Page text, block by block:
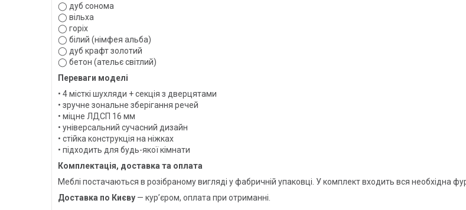
◯ дуб сонома
◯ вільха
◯ горіх
◯ білий (німфея альба)
◯ дуб крафт золотий
◯ бетон (ательє світлий)
Переваги моделі
• 4 місткі шухляди + секція з дверцятами
• зручне зональне зберігання речей
• міцне ЛДСП 16 мм
• універсальний сучасний дизайн
• стійка конструкція на ніжках
• підходить для будь-якої кімнати
Комплектація, доставка та оплата
Меблі постачаються в розібраному вигляді у фабричній упаковці. У комплект входить вся необхідна
Доставка по Києву — кур’єром, оплата при отриманні.